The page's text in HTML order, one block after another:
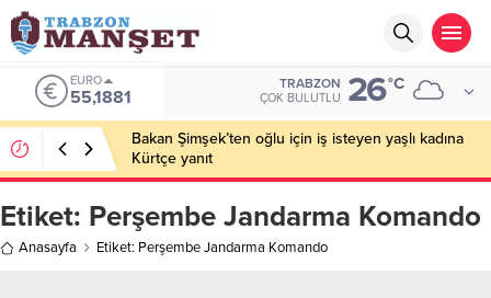
EURO
55,1881
TRABZON
ÇOK BULUTLU 26°C
Bakan Şimşek’ten oğlu için iş isteyen yaşlı kadına
Kürtçe yanıt
Etiket: Perşembe Jandarma Komando
Anasayfa Etiket: Perşembe Jandarma Komando